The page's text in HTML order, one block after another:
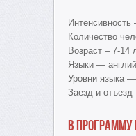
Количество
Возраст – 7-14
Языки —
Уровни языка
Заезд и
В